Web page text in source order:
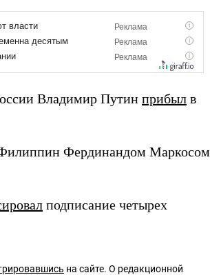
Владимир Путин прибыл в
Филиппин Фердинандом Маркосом
подписание четырех
на сайте. О редакционной